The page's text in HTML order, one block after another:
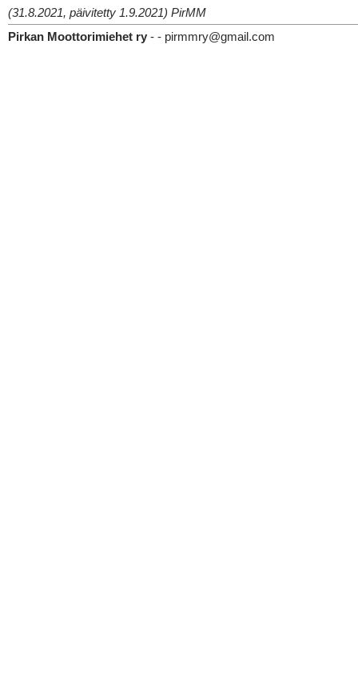
(31.8.2021, päivitetty 1.9.2021) PirMM
Pirkan Moottorimiehet ry - - pirmmry@gmail.com